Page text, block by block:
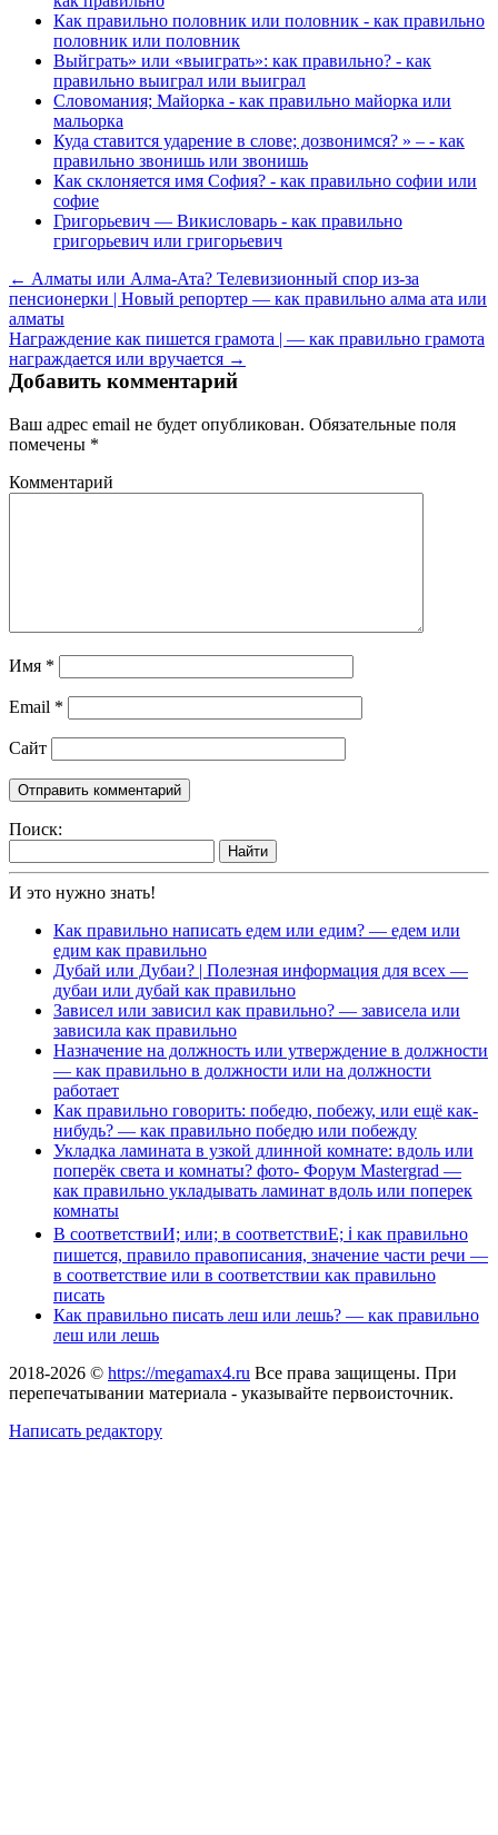
Как правильно половник или половник - как правильно
половник или половник
Выйграть» или «выиграть»: как правильно? - как
правильно выиграл или выиграл
Словомания; Майорка - как правильно майорка или
мальорка
Куда ставится ударение в слове; дозвонимся? » – - как
правильно звонишь или звонишь
Как склоняется имя София? - как правильно софии или
софие
Григорьевич — Викисловарь - как правильно
григорьевич или григорьевич
← Алматы или Алма-Ата? Телевизионный спор из-за
пенсионерки | Новый репортер — как правильно алма ата или
алматы
Награждение как пишется грамота | — как правильно грамота
награждается или вручается →
Добавить комментарий
Ваш адрес email не будет опубликован. Обязательные поля
помечены *
Комментарий
Имя *
Email *
Сайт
Поиск:
Найти
И это нужно знать!
Как правильно написать едем или едим? — едем или
едим как правильно
Дубай или Дубаи? | Полезная информация для всех —
дубаи или дубай как правильно
Зависел или зависил как правильно? — зависела или
зависила как правильно
Назначение на должность или утверждение в должности
— как правильно в должности или на должности
работает
Как правильно говорить: победю, побежу, или ещё как-
нибудь? — как правильно победю или побежду
Укладка ламината в узкой длинной комнате: вдоль или
поперёк света и комнаты? фото- Форум Mastergrad —
как правильно укладывать ламинат вдоль или поперек
комнаты
В соответствиИ; или; в соответствиЕ; ℹ️ как правильно
пишется, правило правописания, значение части речи —
в соответствие или в соответствии как правильно
писать
Как правильно писать леш или лешь? — как правильно
леш или лешь
2018-2026 © https://megamax4.ru Все права защищены. При
перепечатывании материала - указывайте первоисточник.
Написать редактору